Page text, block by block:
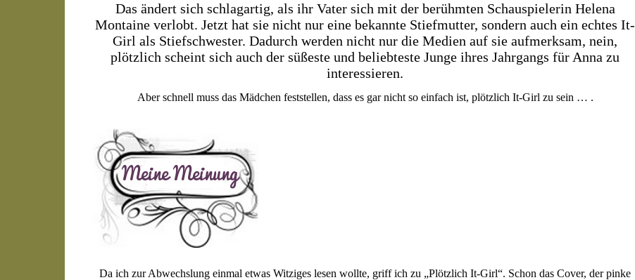
Das ändert sich schlagartig, als ihr Vater sich mit der berühmten Schauspielerin Helena
Montaine verlobt. Jetzt hat sie nicht nur eine bekannte Stiefmutter, sondern auch ein echtes It-
Girl als Stiefschwester. Dadurch werden nicht nur die Medien auf sie aufmerksam, nein,
plötzlich scheint sich auch der süßeste und beliebteste Junge ihres Jahrgangs für Anna zu
interessieren.
Aber schnell muss das Mädchen feststellen, dass es gar nicht so einfach ist, plötzlich It-Girl zu sein … .
Da ich zur Abwechslung einmal etwas Witziges lesen wollte, griff ich zu „Plötzlich It-Girl“. Schon das Cover, der pinke